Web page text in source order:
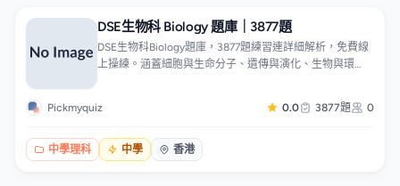
DSE生物科 Biology 題庫｜3877題
DSE生物科Biology題庫，3877題練習連詳細解析，免費線
上操練。涵蓋細胞與生命分子、遺傳與演化、生物與環
示。適合DSE生物科考生打好基礎及衝刺5**。題目按課題
Pickmyquiz 0.0 3877題 0
中學理科 中學 香港